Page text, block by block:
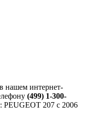
нашем интернет-
(499) 1-300-
PEUGEOT 207 c 2006